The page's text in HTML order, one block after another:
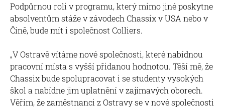
Podpůrnou roli v programu, který mimo jiné poskytne
absolventům stáže v závodech Chassix v USA nebo v
Číně, bude mít i společnost Colliers.
„V Ostravě vítáme nové společnosti, které nabídnou
pracovní místa s vyšší přidanou hodnotou. Těší mě, že
Chassix bude spolupracovat i se studenty vysokých
škol a nabídne jim uplatnění v zajímavých oborech.
Věřím, že zaměstnanci z Ostravy se v nové společnosti